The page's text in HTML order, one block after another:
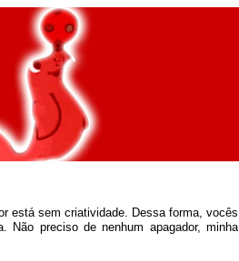
está sem criatividade. Dessa forma, vocês
Não preciso de nenhum apagador, minha